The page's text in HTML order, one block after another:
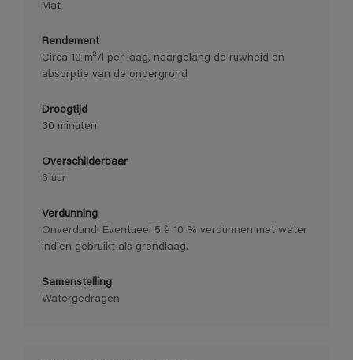
Mat
Rendement
Circa 10 m²/l per laag, naargelang de ruwheid en
absorptie van de ondergrond
Droogtijd
30 minuten
Overschilderbaar
6 uur
Verdunning
Onverdund. Eventueel 5 à 10 % verdunnen met water
indien gebruikt als grondlaag.
Samenstelling
Watergedragen